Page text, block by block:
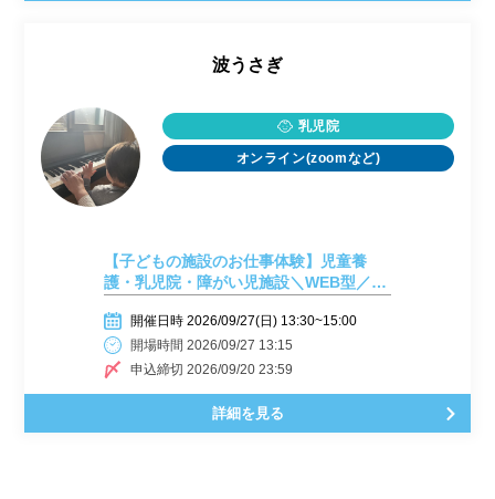
波うさぎ
乳児院
オンライン(zoomなど)
【子どもの施設のお仕事体験】児童養
護・乳児院・障がい児施設＼WEB型／
開催日時 2026/09/27(日) 13:30~15:00
開場時間 2026/09/27 13:15
申込締切 2026/09/20 23:59
詳細を見る